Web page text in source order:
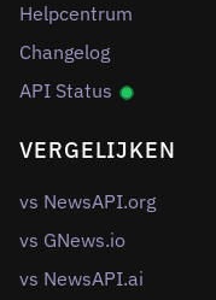
Helpcentrum
Changelog
API Status
VERGELIJKEN
vs NewsAPI.org
vs GNews.io
vs NewsAPI.ai